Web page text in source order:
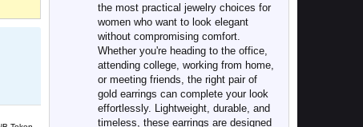
the most practical jewelry choices for
women who want to look elegant
without compromising comfort.
Whether you're heading to the office,
attending college, working from home,
or meeting friends, the right pair of
gold earrings can complete your look
effortlessly. Lightweight, durable, and
timeless, these earrings are designed